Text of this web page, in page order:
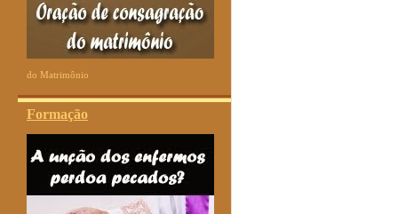
do Matrimônio
Formação